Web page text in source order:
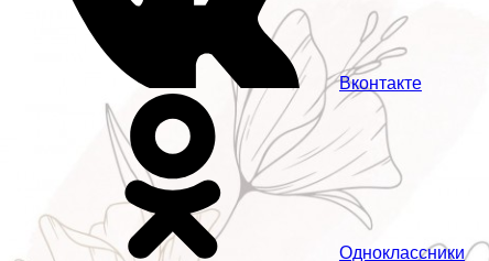
Вконтакте
Одноклассники